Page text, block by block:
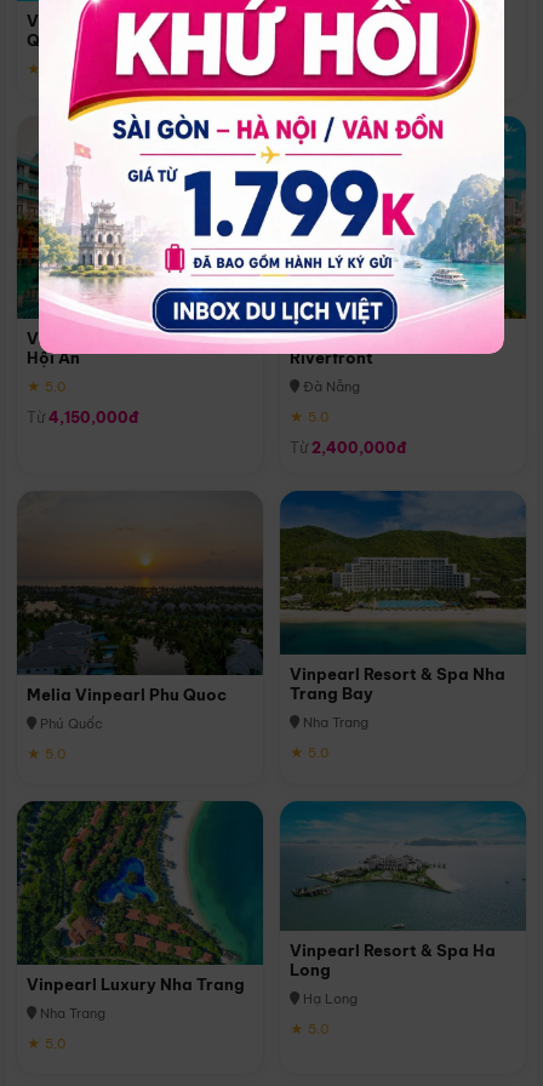
Vinpearl Resort & Spa Phu
Quoc
★ 5.0
Quoc
Phú Quốc
★ 5.0
Vinpearl Resort & Golf Nam
Hội An
★ 5.0
Từ 4,150,000đ
Melia Vinpearl Danang
Riverfront
Đà Nẵng
★ 5.0
Từ 2,400,000đ
Melia Vinpearl Phu Quoc
Phú Quốc
★ 5.0
Vinpearl Resort & Spa Nha
Trang Bay
Nha Trang
★ 5.0
Vinpearl Luxury Nha Trang
Nha Trang
★ 5.0
Vinpearl Resort & Spa Ha
Long
Hạ Long
★ 5.0